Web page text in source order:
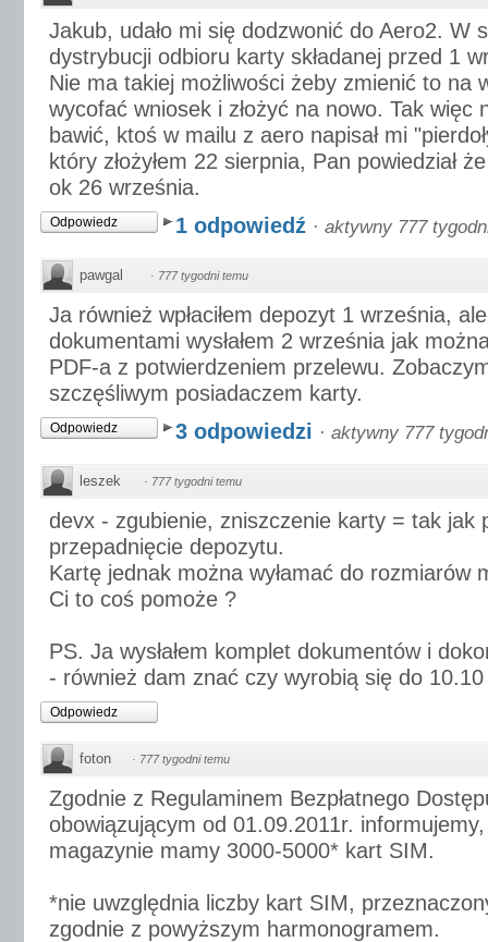
Jakub, udało mi się dodzwonić do Aero2. W
dystrybucji odbioru karty składanej przed 1
Nie ma takiej możliwości żeby zmienić to na
wycofać wniosek i złożyć na nowo. Tak więc
bawić, ktoś w mailu z aero napisał mi
który złożyłem 22 sierpnia, Pan powiedział
ok 26 września.
Odpowiedz 1 odpowiedź · aktywny 777
pawgal · 777 tygodni temu
Ja również wpłaciłem depozyt 1 września,
dokumentami wysłałem 2 września jak
PDF-a z potwierdzeniem przelewu.
szczęśliwym posiadaczem karty.
Odpowiedz 3 odpowiedzi · aktywny 777
leszek · 777 tygodni temu
devx - zgubienie, zniszczenie karty = tak jak
przepadnięcie depozytu.
Kartę jednak można wyłamać do rozmiarów
Ci to coś pomoże ?
PS. Ja wysłałem komplet dokumentów i
- również dam znać czy wyrobią się do
Odpowiedz
foton · 777 tygodni temu
Zgodnie z Regulaminem Bezpłatnego
obowiązującym od 01.09.2011r.
magazynie mamy 3000-5000* kart SIM.
*nie uwzględnia liczby kart SIM,
zgodnie z powyższym harmonogramem.